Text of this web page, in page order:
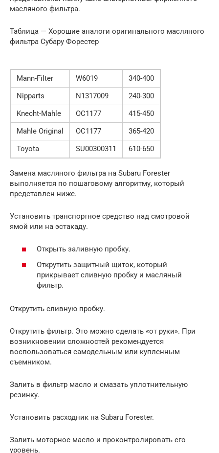
масляного фильтра.
Таблица — Хорошие аналоги оригинального масляного
фильтра Субару Форестер
Mann-Filter W6019
340-400
Nipparts
N1317009
240-300
Knecht-Mahle
OC1177
415-450
Mahle Original
OC1177
365-420
Toyota
SU00300311 610-650
Замена масляного фильтра на Subaru Forester
выполняется по пошаговому алгоритму, который
представлен ниже.
Установить транспортное средство над смотровой
ямой или на эстакаду.
Открыть заливную пробку.
Открутить защитный щиток, который
прикрывает сливную пробку и масляный
фильтр.
Открутить сливную пробку.
Открутить фильтр. Это можно сделать «от руки». При
возникновении сложностей рекомендуется
воспользоваться самодельным или купленным
съемником.
Залить в фильтр масло и смазать уплотнительную
резинку.
Установить расходник на Subaru Forester.
Залить моторное масло и проконтролировать его
уровень.